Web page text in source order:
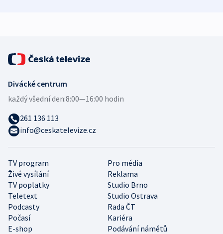
TV program
Pro média
Živé vysílání
Reklama
TV poplatky
Studio Brno
Teletext
Studio Ostrava
Podcasty
Rada ČT
Počasí
Kariéra
E-shop
Podávání námětů
Divácké centrum
každý všední den:8:00—16:00 hodin
261 136 113
info@ceskatelevize.cz